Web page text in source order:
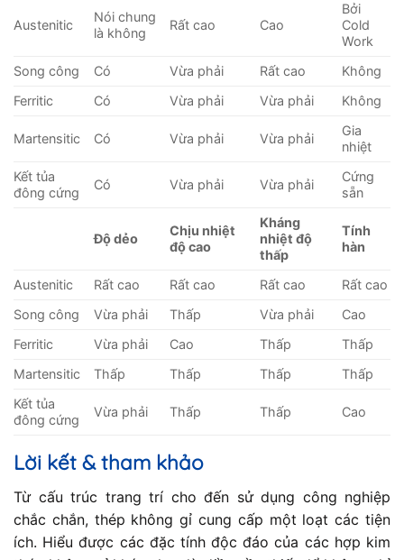
Austenitic
Nói chung
là không
Rất cao Cao
Bởi
Cold
Work
Song công
Có Vừa phải Rất cao
Không
Ferritic
Có Vừa phải Vừa phải Không
Martensitic Có Vừa phải Vừa phải
Gia
nhiệt
Kết tủa
đông cứng
Có Vừa phải Vừa phải
Cứng
sẵn
Độ dẻo
Chịu nhiệt
độ cao
Kháng
nhiệt độ
thấp
Tính
hàn
Austenitic Rất cao Rất cao Rất cao
Rất cao
Song công
Vừa phải Thấp Vừa phải
Cao
Ferritic
Vừa phải Cao Thấp
Thấp
Martensitic
Thấp Thấp Thấp
Thấp
Kết tủa
đông cứng
Vừa phải Thấp Thấp Cao
Lời kết & tham khảo
Từ cấu trúc trang trí cho đến sử dụng công nghiệp
chắc chắn, thép không gỉ cung cấp một loạt các tiện
ích. Hiểu được các đặc tính độc đáo của các hợp kim